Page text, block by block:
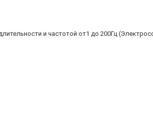
и частотой от1 до 200Гц